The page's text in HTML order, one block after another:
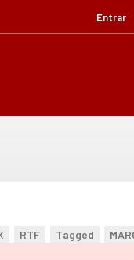
Entrar
RTF Tagged